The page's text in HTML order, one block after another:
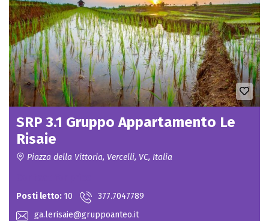
SRP 3.1 Gruppo Appartamento Le
Risaie
Piazza della Vittoria, Vercelli, VC, Italia
Posti letto: 10
377.7047789
ga.lerisaie@gruppoanteo.it